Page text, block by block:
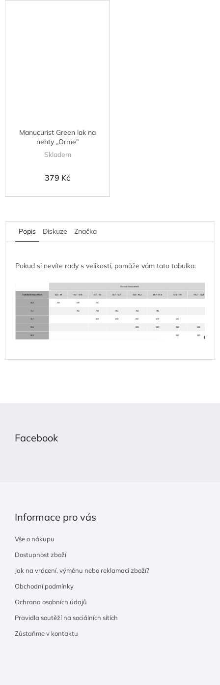
Manucurist Green lak na
nehty „Orme"
Skladem
379 Kč
Popis Diskuze Značka
Pokud si nevíte rady s velikostí, pomůže vám tato tabulka:
Facebook
Informace pro vás
Vše o nákupu
Dostupnost zboží
Jak na vrácení, výměnu nebo reklamaci zboží?
Obchodní podmínky
Ochrana osobních údajů
Pravidla soutěží na sociálních sítích
Zůstaňme v kontaktu